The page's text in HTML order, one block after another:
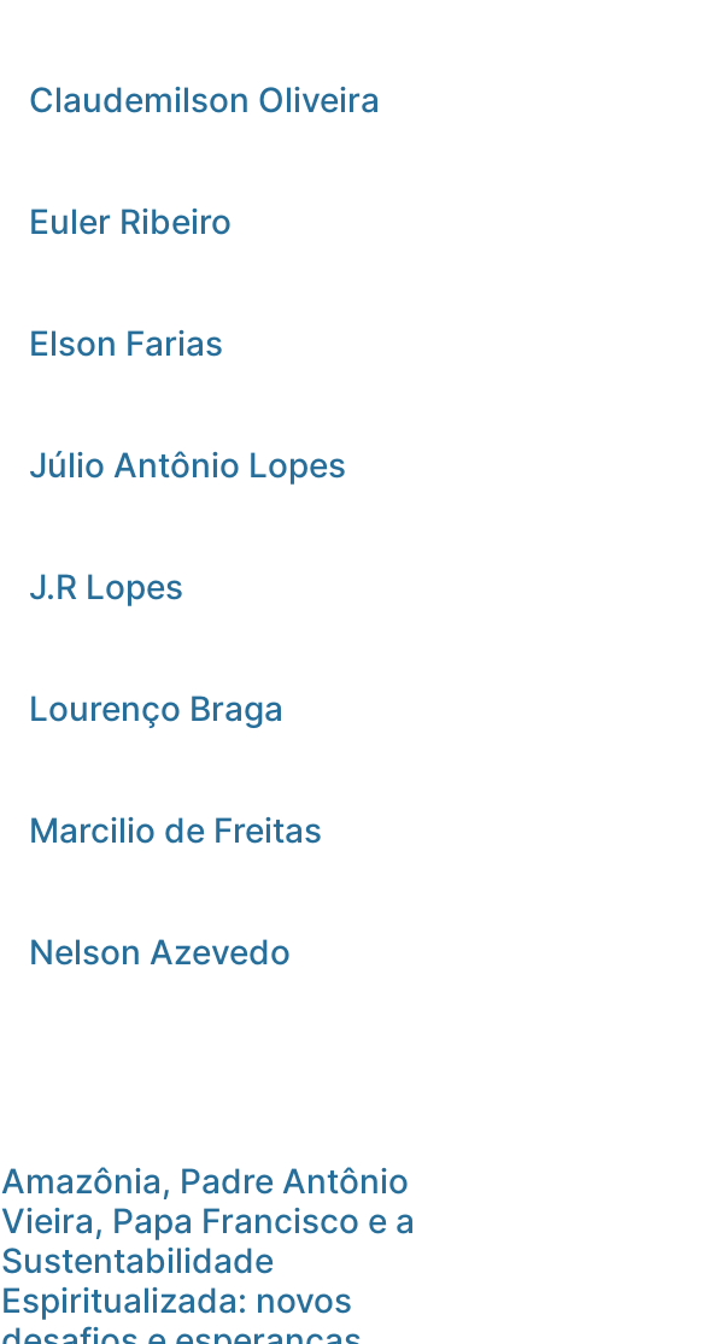
Claudemilson Oliveira
Euler Ribeiro
Elson Farias
Júlio Antônio Lopes
J.R Lopes
Lourenço Braga
Marcilio de Freitas
Nelson Azevedo
Amazônia, Padre Antônio
Vieira, Papa Francisco e a
Sustentabilidade
Espiritualizada: novos